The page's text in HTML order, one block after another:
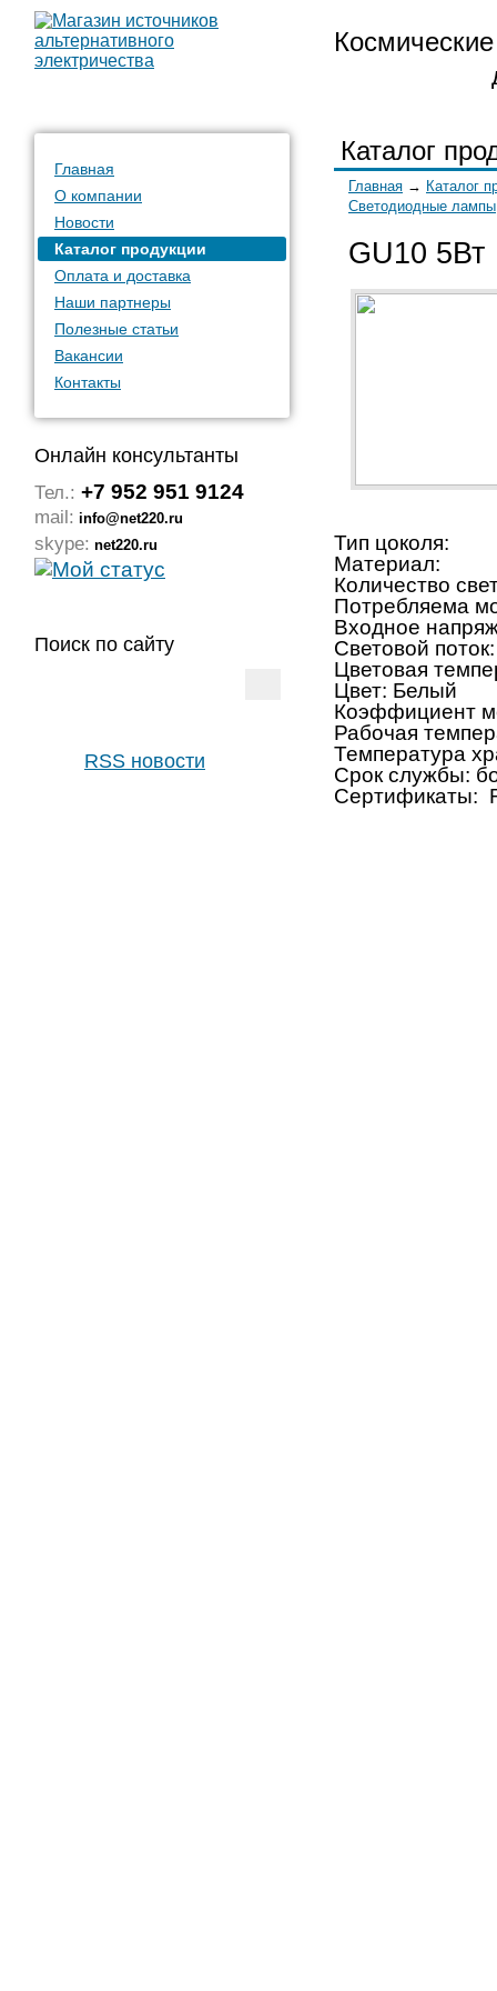
Главная
О компании
Новости
Каталог продукции
Оплата и доставка
Наши партнеры
Полезные статьи
Вакансии
Контакты
Онлайн консультанты
Тел.: +7 952 951 9124
mail: info@net220.ru
skype: net220.ru
Поиск по сайту
RSS новости
Каталог
Главная → Каталог
Светодиодные лампы
GU10 5Вт
Тип
Материал:
Количество
Потребляема
Входное
Световой
Цветовая
Цвет: Белый
Коэффициент
Рабочая
Температура
Срок службы:
Сертификаты: